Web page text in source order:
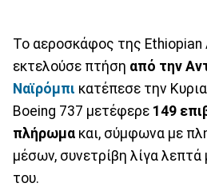
Το αεροσκάφος της Ethiopian
εκτελούσε πτήση από την
Ναϊρόμπι κατέπεσε την
Boeing 737 μετέφερε 149
πλήρωμα και, σύμφωνα με
μέσων, συνετρίβη λίγα
του.